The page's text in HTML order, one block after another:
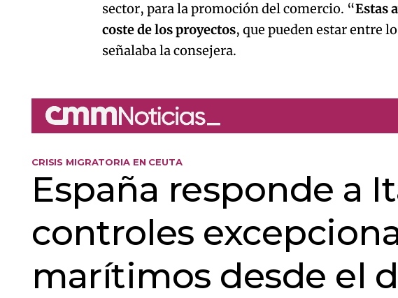
sector, para la promoción del comercio. “Estas
coste de los proyectos, que pueden estar entre
señalaba la consejera.
CRISIS MIGRATORIA EN CEUTA
España responde a
controles
marítimos desde el